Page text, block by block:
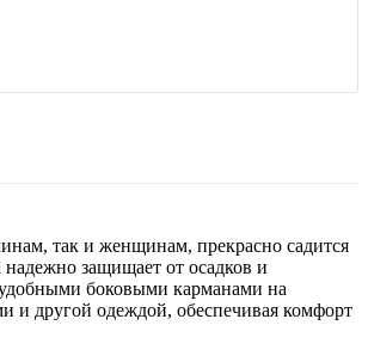
так и женщинам, прекрасно садится
защищает от осадков и
удобными боковыми карманами на
и другой одеждой, обеспечивая комфорт